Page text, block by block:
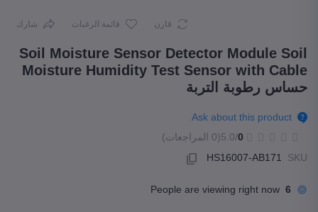
قارن قائمة الرغبات شارك
Soil Moisture Sensor Detector Module Soil
Moisture Humidity Test Sensor with Cable
حساس رطوبة التربة
Ask about this product
0
/5.0
(0 المراجعات)
SKU
HS16007-AB171
6
People are viewing right now